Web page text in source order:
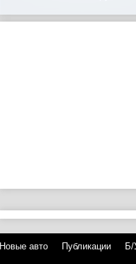
Новые авто Публикации Б/